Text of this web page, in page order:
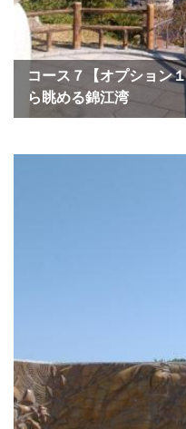
コース７【オプション
ら眺める錦江湾